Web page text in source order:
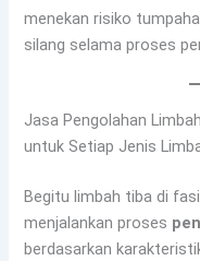
menekan risiko
silang selama proses
Jasa Pengolahan
untuk Setiap Jenis
Begitu limbah tiba di
menjalankan proses
berdasarkan